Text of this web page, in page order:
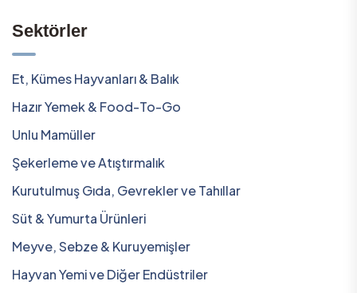
Sektörler
Et, Kümes Hayvanları & Balık
Hazır Yemek & Food-To-Go
Unlu Mamüller
Şekerleme ve Atıştırmalık
Kurutulmuş Gıda, Gevrekler ve Tahıllar
Süt & Yumurta Ürünleri
Meyve, Sebze & Kuruyemişler
Hayvan Yemi ve Diğer Endüstriler